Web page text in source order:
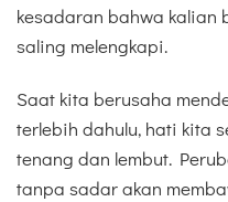
kesadaran bahwa kalian
saling melengkapi.
Saat kita berusaha
terlebih dahulu, hati kita
tenang dan lembut.
tanpa sadar akan